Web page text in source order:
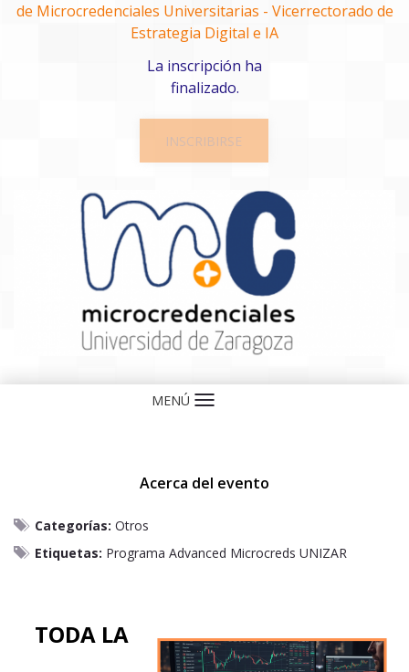
de Microcredenciales Universitarias - Vicerrectorado de
Estrategia Digital e IA
La inscripción ha
finalizado.
INSCRIBIRSE
MENÚ Idioma
Acerca del evento
Categorías: Otros
Etiquetas: Programa Advanced Microcreds UNIZAR
TODA LA